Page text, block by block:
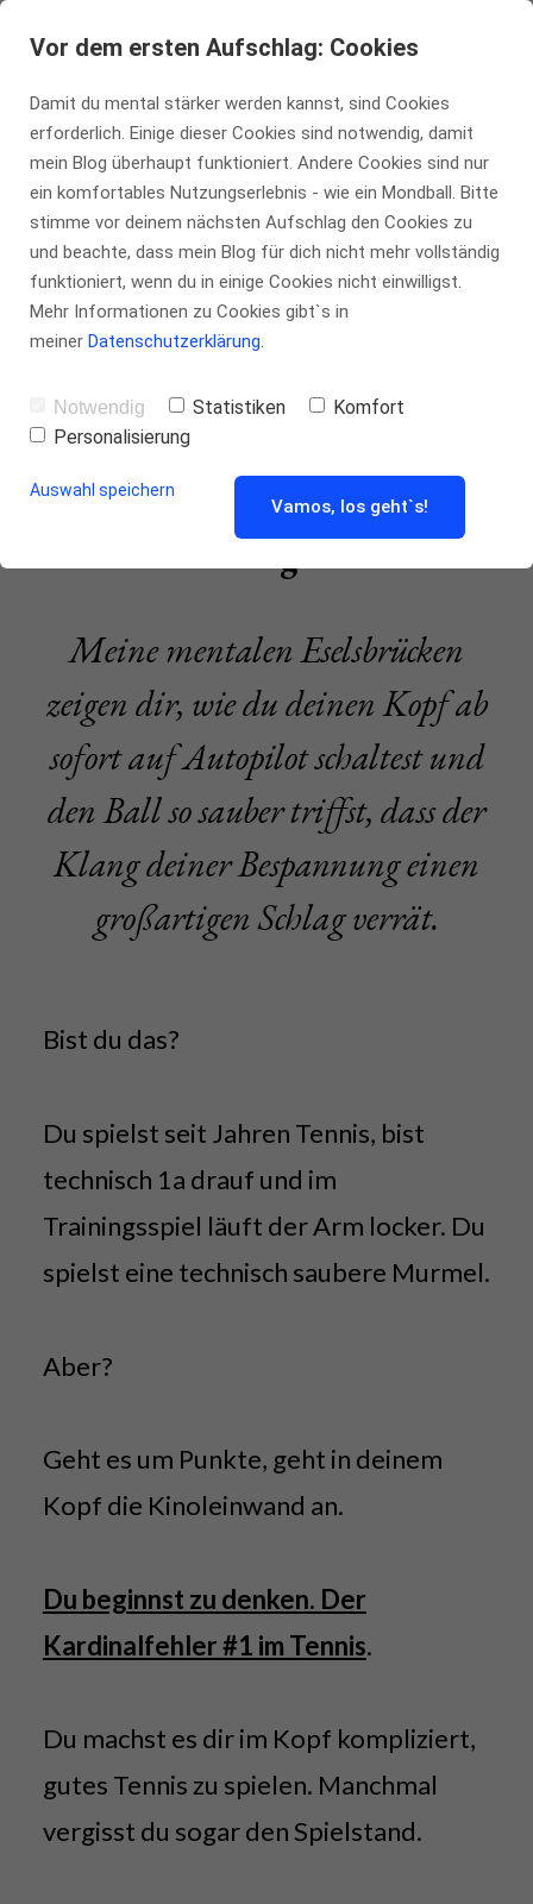
Mentales Training für Hobby-
Leistungsspieler zwischen LK 11 und
LK 23, die das nächste Level erreichen
wollen:
Ich treffe den Ball mit 42
Jahren, Herzschrittmacher
und mechanischer Herzklappe
konzentrierter, konstanter
und druckvoller als mit
Anfang 20
Meine mentalen Eselsbrücken
zeigen dir, wie du deinen Kopf ab
sofort auf Autopilot schaltest und
den Ball so sauber triffst, dass der
Klang deiner Bespannung einen
großartigen Schlag verrät.
Bist du das?
Du spielst seit Jahren Tennis, bist
technisch 1a drauf und im
Trainingsspiel läuft der Arm locker. Du
spielst eine technisch saubere Murmel.
Aber?
Geht es um Punkte, geht in deinem
Kopf die Kinoleinwand an.
Du beginnst zu denken. Der
Kardinalfehler #1 im Tennis.
Du machst es dir im Kopf kompliziert,
gutes Tennis zu spielen. Manchmal
vergisst du sogar den Spielstand.
Vor dem ersten Aufschlag: Cookies
Damit du mental stärker werden kannst, sind Cookies
erforderlich. Einige dieser Cookies sind notwendig, damit
mein Blog überhaupt funktioniert. Andere Cookies sind nur
ein komfortables Nutzungserlebnis - wie ein Mondball. Bitte
stimme vor deinem nächsten Aufschlag den Cookies zu
und beachte, dass mein Blog für dich nicht mehr vollständig
funktioniert, wenn du in einige Cookies nicht einwilligst.
Mehr Informationen zu Cookies gibt`s in
meiner Datenschutzerklärung.
Notwendig Statistiken
Komfort
Personalisierung
Auswahl speichern
Vamos, los geht`s!